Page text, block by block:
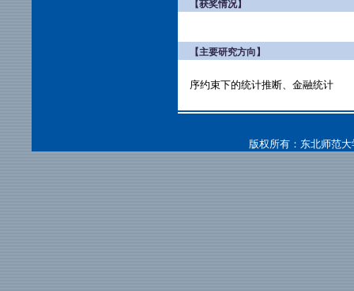
【获奖情况】
【主要研究方向】
序约束下的统计推断、金融统计
版权所有：东北师范